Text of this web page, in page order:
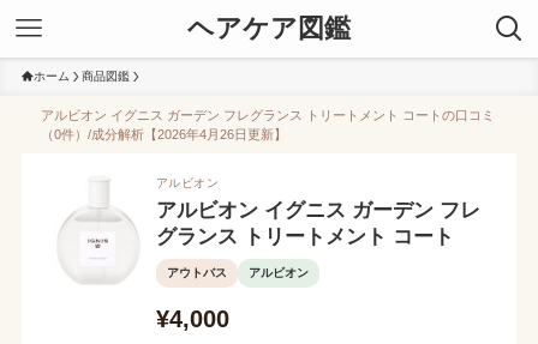
ヘアケア図鑑
ホーム 商品図鑑
アルビオン イグニス ガーデン フレグランス トリートメント コートの口コミ
（0件）/成分解析【2026年4月26日更新】
アルビオン
アルビオン イグニス ガーデン フレ
グランス トリートメント コート
アウトバス アルビオン
¥4,000